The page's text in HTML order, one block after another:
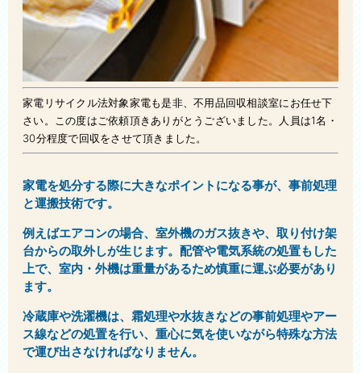
家電リサイクル法対象家電も是非、不用品回収相談室にお任せ下
さい。この度はご依頼頂きありがとうございました。人員は1名・
30分程度で回収をさせて頂きました。
家電を処分する際に大きなポイントになる事が、事前処理
と運搬技術です。
例えばエアコンの場合、室外機のガス抜きや、取り付け架
台からの取外しが生じます。配管や電気系統の処置もした
上で、室内・外機は重量があるため慎重に運ぶ必要があり
ます。
冷蔵庫や洗濯機は、霜処理や水抜きなどの事前処理やアー
ス線などの処置を行い、重心に気を使いながら特殊な方法
で運び出さなければなりません。